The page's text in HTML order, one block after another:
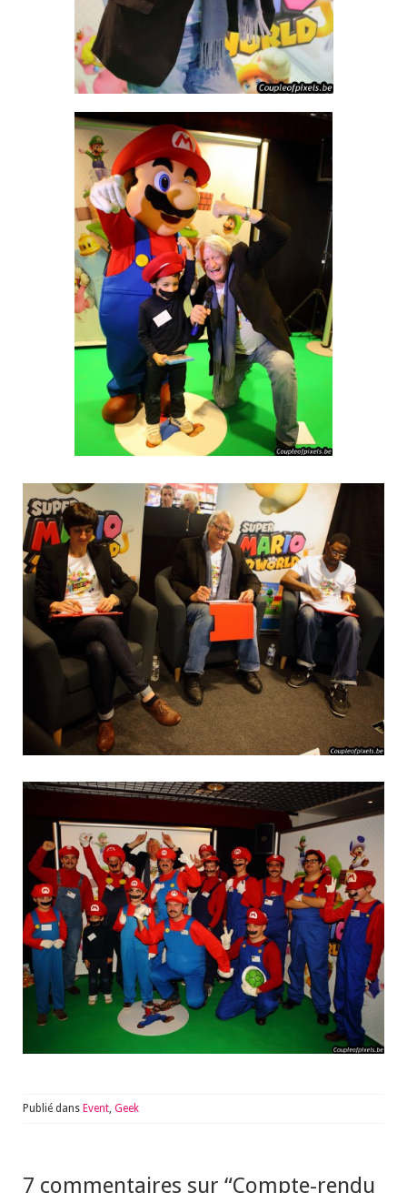
Publié dans Event, Geek
7 commentaires sur “Compte-rendu